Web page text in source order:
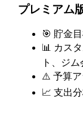
プレミアム
🎯 貯金
📊 カス
ト、ジム
⚠️ 予算ア
📈 支出